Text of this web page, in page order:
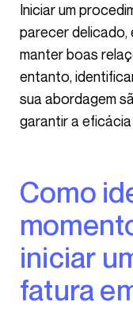
Iniciar um procedimento de cobrança pode
parecer delicado,
manter boas
entanto,
sua abordagem
garantir a
Como identificar o
iniciar
fatura